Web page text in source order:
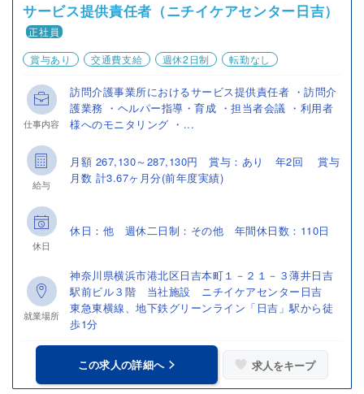
サービス提供責任者（ニチイケアセンター日吉）
正社員
賞与あり
交通費支給 週休2日制 転勤なし
仕事内容
訪問介護事業所におけるサービス提供責任者 ・訪問介
護業務 ・ヘルパー指導・育成 ・担当者会議 ・利用者
様へのモニタリング ・...
給与
月額 267,130～287,130円 賞与：あり 年2回 賞与
月数 計3.67ヶ月分(前年度実績)
休日
休日：他 週休二日制：その他 年間休日数：110日
就業場所
神奈川県横浜市港北区日吉本町１－２１－３薄井日吉
駅前ビル３階 当社施設 ニチイケアセンター日吉
東急東横線、地下鉄グリーンライン「日吉」駅から徒
歩1分
この求人の詳細へ 求人をキープ